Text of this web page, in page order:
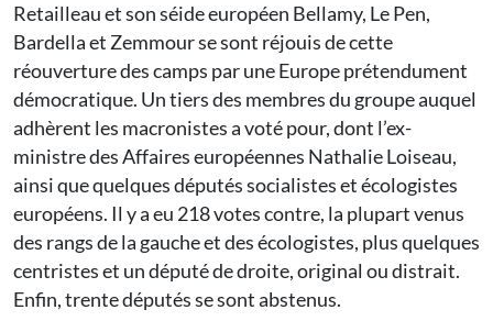
Retailleau et son séide européen Bellamy, Le Pen,
Bardella et Zemmour se sont réjouis de cette
réouverture des camps par une Europe prétendument
démocratique. Un tiers des membres du groupe auquel
adhèrent les macronistes a voté pour, dont l’ex-
ministre des Affaires européennes Nathalie Loiseau,
ainsi que quelques députés socialistes et écologistes
européens. Il y a eu 218 votes contre, la plupart venus
des rangs de la gauche et des écologistes, plus quelques
centristes et un député de droite, original ou distrait.
Enfin, trente députés se sont abstenus.